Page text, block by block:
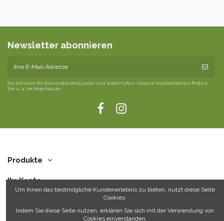
Newsletter abonnieren
Sie können Ihr Einverständnis jederzeit widerrufen. Unsere Kontaktdaten finden
Sie u. a. im Impressum.
Produkte
Ihr Konto
Um Ihnen das bestmögliche Kundenerlebnis zu bieten, nutzt diese Seite
Cookies.
Indem Sie diese Seite nutzen, erklären Sie sich mit der Verwendung von
Cookies einverstanden.